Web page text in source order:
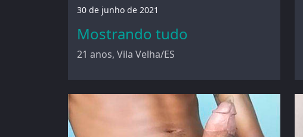
30 de junho de 2021
Mostrando tudo
21 anos, Vila Velha/ES